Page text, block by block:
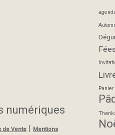
numériques
de Vente | Mentions
Fées
Panier